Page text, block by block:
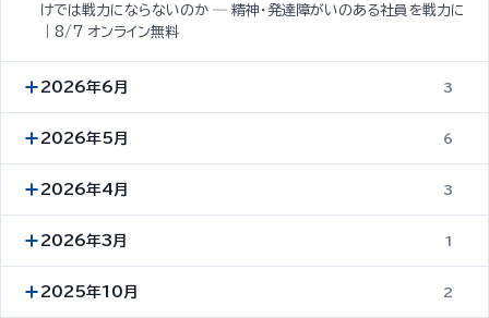
けでは戦力にならないのか ─ 精神・発達障がいのある社員を戦力に
｜8/7 オンライン無料
2026年6月 3
2026年5月 6
2026年4月 3
2026年3月 1
2025年10月 2